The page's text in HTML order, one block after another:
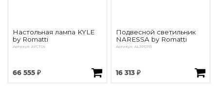
Настольная лампа KYLE
by Romatti
Артикул: AYCT09
66 555 ₽
Подвесной светильник
NARESSA by Romatti
Артикул: ALJPD113
16 313 ₽